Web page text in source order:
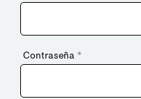
Contraseña *